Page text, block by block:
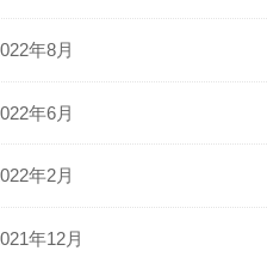
年8月
年6月
年2月
年12月